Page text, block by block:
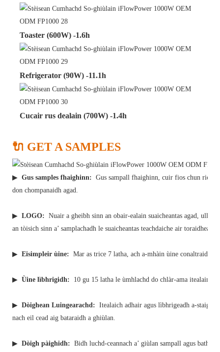
Toaster (600W) -1.6h
Refrigerator (90W) -11.1h
Cucair rus dealain (700W) -1.4h
🔌 GET A SAMPLES
▶ Gus samples fhaighinn: Gus sampall fhaighinn, cuir fios chun
don chompanaidh agad.
▶ LOGO: Nuair a gheibh sinn an obair-ealain suaicheantas agad,
an tòisich sinn a’ samplachadh le suaicheantas teachdaiche air toraidhean
▶ Eisimpleir ùine: Mar as trice 7 latha, ach a-mhàin ùine conaltraidh
▶ Ùine lìbhrigidh: 10 gu 15 latha le ùmhlachd do chlàr-ama itealain.
▶ Dòighean Luingearachd: Itealaich adhair agus lìbhrigeadh a-staigh
nach eil cead aig bataraidh a ghiùlan.
▶ Dòigh pàighidh: Bidh luchd-ceannach a’ giùlan sampall agus